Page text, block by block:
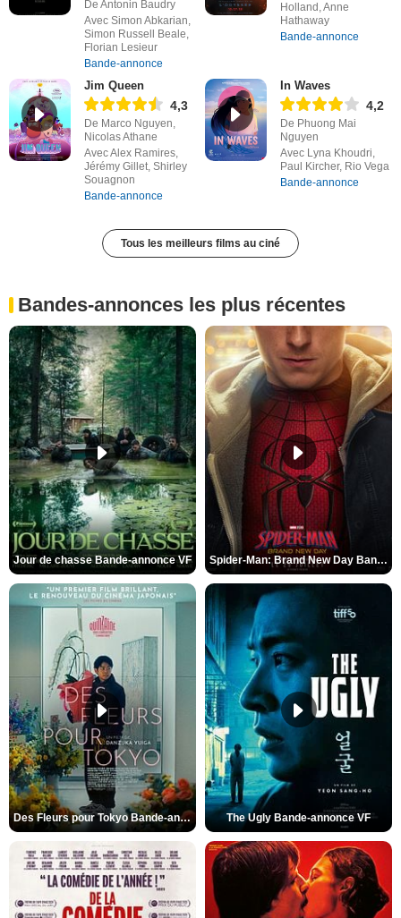
De Antonin Baudry
Avec Simon Abkarian,
Simon Russell Beale,
Florian Lesieur
Bande-annonce
Holland, Anne
Hathaway
Bande-annonce
Jim Queen
4,3
De Marco Nguyen,
Nicolas Athane
Avec Alex Ramires,
Jérémy Gillet, Shirley
Souagnon
Bande-annonce
In Waves
4,2
De Phuong Mai
Nguyen
Avec Lyna Khoudri,
Paul Kircher, Rio Vega
Bande-annonce
Tous les meilleurs films au ciné
Bandes-annonces les plus récentes
Jour de chasse Bande-annonce VF Spider-Man: Brand New Day Bande-annonce (3) VO STFR
Des Fleurs pour Tokyo Bande-annonce VO STFR The Ugly Bande-annonce VF